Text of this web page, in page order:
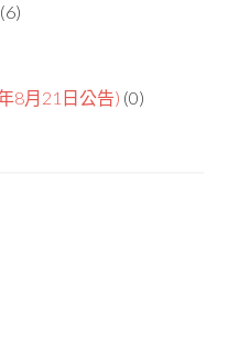
(6)
8月21日公告) (0)